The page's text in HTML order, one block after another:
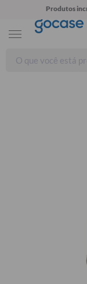
Produtos